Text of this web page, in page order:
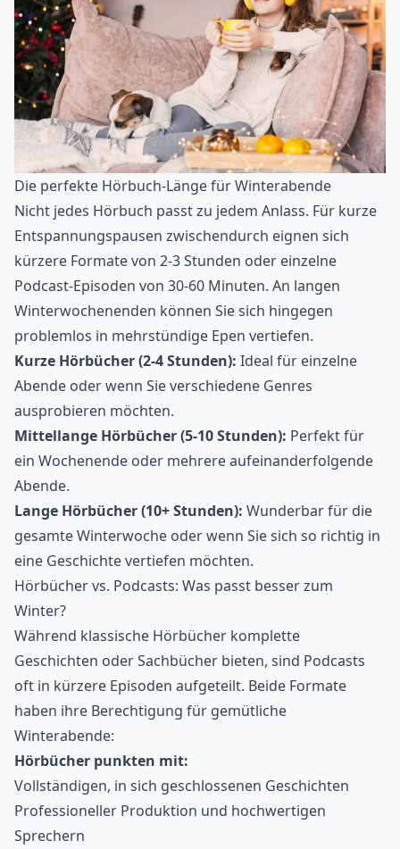
Die perfekte Hörbuch-Länge für Winterabende
Nicht jedes Hörbuch passt zu jedem Anlass. Für kurze
Entspannungspausen zwischendurch eignen sich
kürzere Formate von 2-3 Stunden oder einzelne
Podcast-Episoden von 30-60 Minuten. An langen
Winterwochenenden können Sie sich hingegen
problemlos in mehrstündige Epen vertiefen.
Kurze Hörbücher (2-4 Stunden): Ideal für einzelne
Abende oder wenn Sie verschiedene Genres
ausprobieren möchten.
Mittellange Hörbücher (5-10 Stunden): Perfekt für
ein Wochenende oder mehrere aufeinanderfolgende
Abende.
Lange Hörbücher (10+ Stunden): Wunderbar für die
gesamte Winterwoche oder wenn Sie sich so richtig in
eine Geschichte vertiefen möchten.
Hörbücher vs. Podcasts: Was passt besser zum
Winter?
Während klassische Hörbücher komplette
Geschichten oder Sachbücher bieten, sind Podcasts
oft in kürzere Episoden aufgeteilt. Beide Formate
haben ihre Berechtigung für gemütliche
Winterabende:
Hörbücher punkten mit:
Vollständigen, in sich geschlossenen Geschichten
Professioneller Produktion und hochwertigen
Sprechern